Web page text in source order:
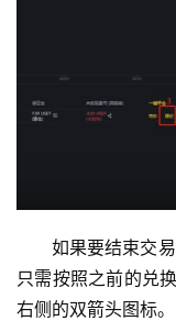
如果要结束交
只需按照之前的兑
右侧的双箭头图标。